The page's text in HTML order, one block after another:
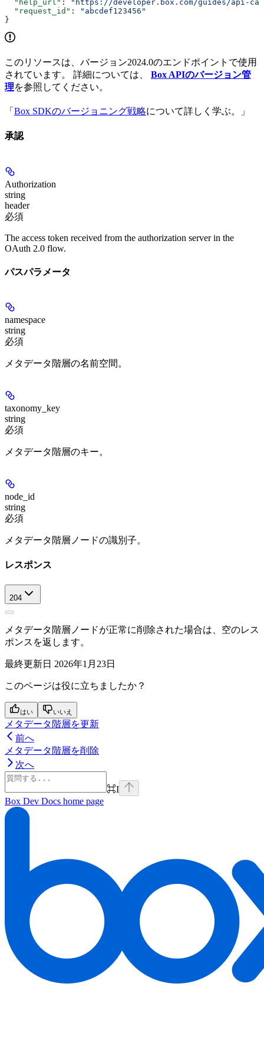
  "help_url"
:
"https://developer.box.com/guides/api-
  "request_id"
:
"abcdef123456"
}
このリソースは、バージョン2024.0のエンドポイントで使用
されています。 詳細については、 Box APIのバージョン管
理を参照してください。
「 Box SDKのバージョニング戦略について詳しく学ぶ。」
承認
Authorization
string
header
必須
The access token received from the authorization server in the
OAuth 2.0 flow.
パスパラメータ
namespace
string
必須
メタデータ階層の名前空間。
taxonomy_key
string
必須
メタデータ階層のキー。
node_id
string
必須
メタデータ階層ノードの識別子。
レスポンス
204
メタデータ階層ノードが正常に削除された場合は、空のレス
ポンスを返します。
最終更新日 2026年1月23日
このページは役に立ちましたか？
はい いいえ
メタデータ階層を更新
前へ
メタデータ階層を削除
次へ
⌘I
Box Dev Docs home page